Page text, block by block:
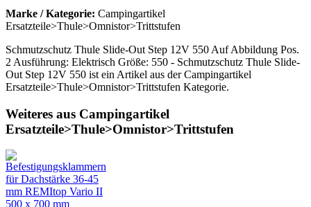
Marke / Kategorie: Campingartikel
Ersatzteile>Thule>Omnistor>Trittstufen
Schmutzschutz Thule Slide-Out Step 12V 550 Auf Abbildung Pos.
2 Ausführung: Elektrisch Größe: 550 - Schmutzschutz Thule Slide-
Out Step 12V 550 ist ein Artikel aus der Campingartikel
Ersatzteile>Thule>Omnistor>Trittstufen Kategorie.
Weiteres aus Campingartikel
Ersatzteile>Thule>Omnistor>Trittstufen